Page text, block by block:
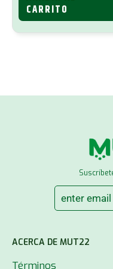
CARRITO
ACERCA DE MUT22
Términos